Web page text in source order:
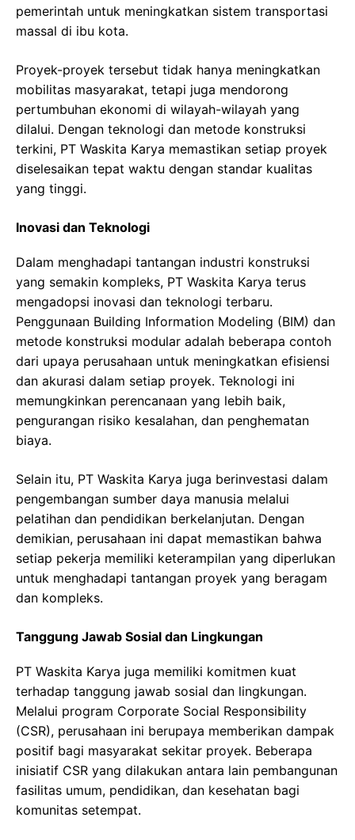
pemerintah untuk meningkatkan sistem transportasi
massal di ibu kota.
Proyek-proyek tersebut tidak hanya meningkatkan
mobilitas masyarakat, tetapi juga mendorong
pertumbuhan ekonomi di wilayah-wilayah yang
dilalui. Dengan teknologi dan metode konstruksi
terkini, PT Waskita Karya memastikan setiap proyek
diselesaikan tepat waktu dengan standar kualitas
yang tinggi.
Inovasi dan Teknologi
Dalam menghadapi tantangan industri konstruksi
yang semakin kompleks, PT Waskita Karya terus
mengadopsi inovasi dan teknologi terbaru.
Penggunaan Building Information Modeling (BIM) dan
metode konstruksi modular adalah beberapa contoh
dari upaya perusahaan untuk meningkatkan efisiensi
dan akurasi dalam setiap proyek. Teknologi ini
memungkinkan perencanaan yang lebih baik,
pengurangan risiko kesalahan, dan penghematan
biaya.
Selain itu, PT Waskita Karya juga berinvestasi dalam
pengembangan sumber daya manusia melalui
pelatihan dan pendidikan berkelanjutan. Dengan
demikian, perusahaan ini dapat memastikan bahwa
setiap pekerja memiliki keterampilan yang diperlukan
untuk menghadapi tantangan proyek yang beragam
dan kompleks.
Tanggung Jawab Sosial dan Lingkungan
PT Waskita Karya juga memiliki komitmen kuat
terhadap tanggung jawab sosial dan lingkungan.
Melalui program Corporate Social Responsibility
(CSR), perusahaan ini berupaya memberikan dampak
positif bagi masyarakat sekitar proyek. Beberapa
inisiatif CSR yang dilakukan antara lain pembangunan
fasilitas umum, pendidikan, dan kesehatan bagi
komunitas setempat.